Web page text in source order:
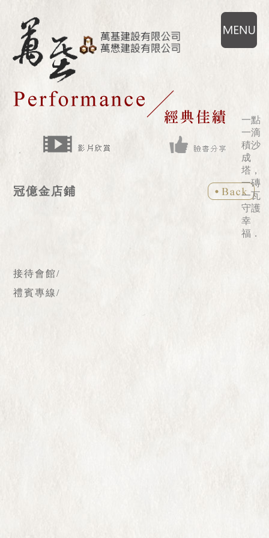
一點
一滴
積沙
成
塔，
一磚
一瓦
守護
幸
福．
冠億金店鋪
接待會館/
禮賓專線/